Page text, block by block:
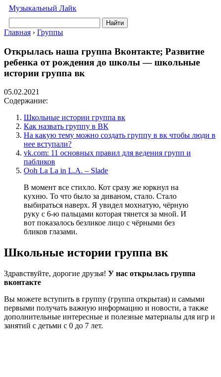
Музыкальный Лайк
Найти
Главная › Группы
Открылась наша группа Вконтакте; Развитие
ребенка от рождения до школы — школьные
истории группа вк
05.02.2021
Содержание:
Школьные истории группа вк
Как назвать группу в ВК
На какую тему можно создать группу в вк чтобы люди в
нее вступали?
vk.com: 11 основных правил для ведения групп и
пабликов
Ooh La La in L.A. – Slade
В момент все стихло. Кот сразу же юркнул на
кухню. То что было за диваном, стало. Стало
выбираться наверх. Я увидел мохнатую, чёрную
руку с 6-ю пальцами которая тянется за мной. И
вот показалось безликое лицо с чёрными без
бликов глазами.
Школьные истории группа вк
Здравствуйте, дорогие друзья! У нас открылась группа
вконтакте
Вы можете вступить в группу (группа открытая) и самыми
первыми получать важную информацию и новости, а также
дополнительные интересные и полезные материалы для игр и
занятий с детьми с 0 до 7 лет.